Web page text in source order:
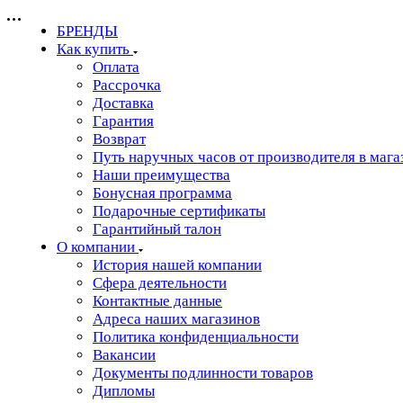
БРЕНДЫ
Как купить
Оплата
Рассрочка
Доставка
Гарантия
Возврат
Путь наручных часов от производителя в
Наши преимущества
Бонусная программа
Подарочные сертификаты
Гарантийный талон
О компании
История нашей компании
Сфера деятельности
Контактные данные
Адреса наших магазинов
Политика конфиденциальности
Вакансии
Документы подлинности товаров
Дипломы